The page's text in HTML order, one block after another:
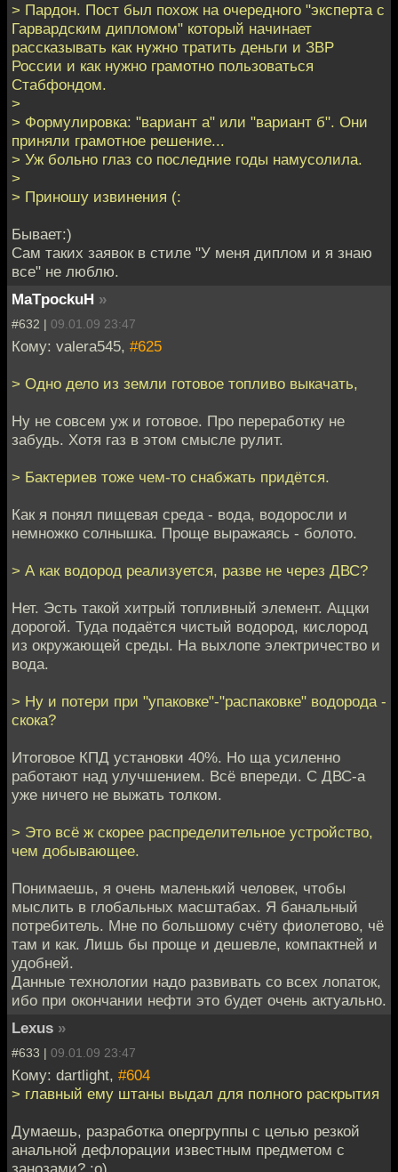
> Пардон. Пост был похож на очередного "эксперта с
Гарвардским дипломом" который начинает
рассказывать как нужно тратить деньги и ЗВР
России и как нужно грамотно пользоваться
Стабфондом.
>
> Формулировка: "вариант а" или "вариант б". Они
приняли грамотное решение...
> Уж больно глаз со последние годы намусолила.
>
> Приношу извинения (:
Бывает:)
Сам таких заявок в стиле "У меня диплом и я знаю
все" не люблю.
MaTpockuH »
#632 | 09.01.09 23:47
Кому: valera545, #625
> Одно дело из земли готовое топливо выкачать,
Ну не совсем уж и готовое. Про переработку не
забудь. Хотя газ в этом смысле рулит.
> Бактериев тоже чем-то снабжать придётся.
Как я понял пищевая среда - вода, водоросли и
немножко солнышка. Проще выражаясь - болото.
> А как водород реализуется, разве не через ДВС?
Нет. Эсть такой хитрый топливный элемент. Аццки
дорогой. Туда подаётся чистый водород, кислород
из окружающей среды. На выхлопе электричество и
вода.
> Ну и потери при "упаковке"-"распаковке" водорода -
скока?
Итоговое КПД установки 40%. Но ща усиленно
работают над улучшением. Всё впереди. С ДВС-а
уже ничего не выжать толком.
> Это всё ж скорее распределительное устройство,
чем добывающее.
Понимаешь, я очень маленький человек, чтобы
мыслить в глобальных масштабах. Я банальный
потребитель. Мне по большому счёту фиолетово, чё
там и как. Лишь бы проще и дешевле, компактней и
удобней.
Данные технологии надо развивать со всех лопаток,
ибо при окончании нефти это будет очень актуально.
Lexus »
#633 | 09.01.09 23:47
Кому: dartlight, #604
> главный ему штаны выдал для полного раскрытия
Думаешь, разработка опергруппы с целью резкой
анальной дефлорации известным предметом с